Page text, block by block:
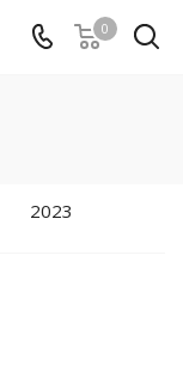
0
2023